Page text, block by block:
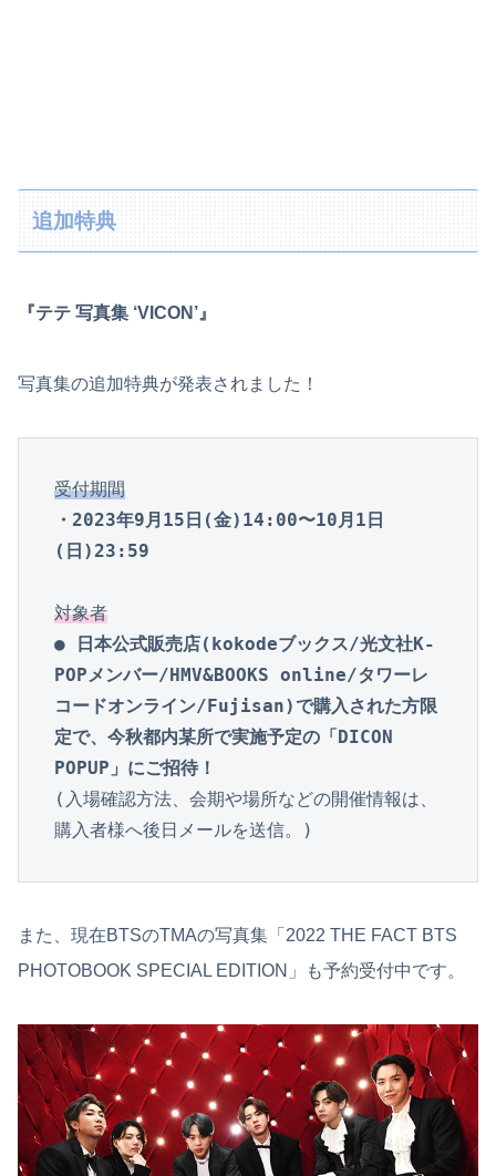
追加特典
『テテ 写真集 ‘VICON’』
写真集の追加特典が発表されました！
受付期間
・2023年9月15日(金)14:00〜10月1日
(日)23:59
対象者
● 日本公式販売店(kokodeブックス/光文社K-
POPメンバー/HMV&BOOKS online/タワーレ
コードオンライン/Fujisan)で購入された方限
定で、今秋都内某所で実施予定の「DICON
POPUP」にご招待！
(入場確認方法、会期や場所などの開催情報は、
購入者様へ後日メールを送信。)
また、現在BTSのTMAの写真集「2022 THE FACT BTS
PHOTOBOOK SPECIAL EDITION」も予約受付中です。